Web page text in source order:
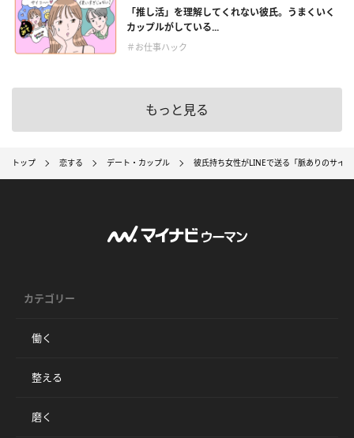
「推し活」を理解してくれない彼氏。うまくいく
カップルがしている...
＃お仕事ハック
もっと見る
トップ 恋する デート・カップル 彼氏持ち女性がLINEで送る「脈ありのサイ
カテゴリー
働く
整える
磨く